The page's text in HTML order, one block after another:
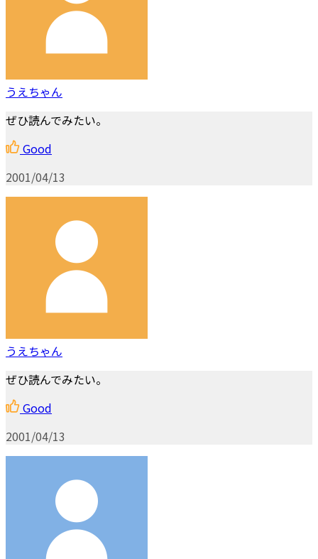
うえちゃん
ぜひ読んでみたい。
Good
2001/04/13
うえちゃん
ぜひ読んでみたい。
Good
2001/04/13